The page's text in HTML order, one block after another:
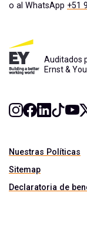
o al WhatsApp +51
Auditados
Ernst &
Nuestras Políticas
Sitemap
Declaratoria de